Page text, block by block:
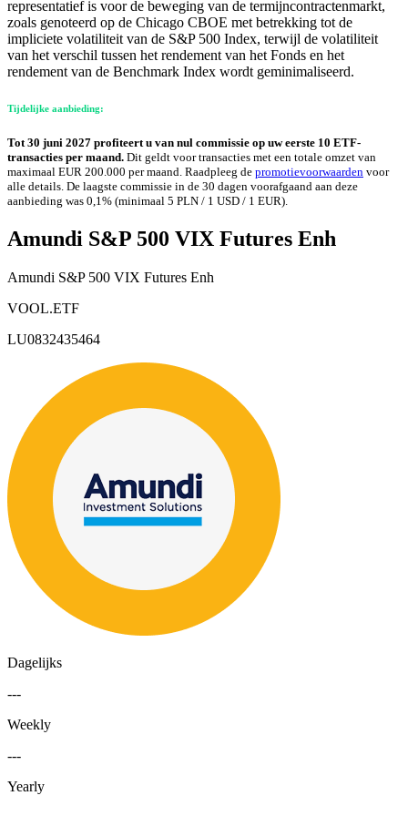
representatief is voor de beweging van de termijncontractenmarkt,
zoals genoteerd op de Chicago CBOE met betrekking tot de
impliciete volatiliteit van de S&P 500 Index, terwijl de volatiliteit
van het verschil tussen het rendement van het Fonds en het
rendement van de Benchmark Index wordt geminimaliseerd.
Tijdelijke aanbieding:
Tot 30 juni 2027 profiteert u van nul commissie op uw eerste 10 ETF-
transacties per maand. Dit geldt voor transacties met een totale omzet van
maximaal EUR 200.000 per maand. Raadpleeg de promotievoorwaarden voor
alle details. De laagste commissie in de 30 dagen voorafgaand aan deze
aanbieding was 0,1% (minimaal 5 PLN / 1 USD / 1 EUR).
Amundi S&P 500 VIX Futures Enh
Amundi S&P 500 VIX Futures Enh
VOOL.ETF
LU0832435464
Dagelijks
---
Weekly
---
Yearly